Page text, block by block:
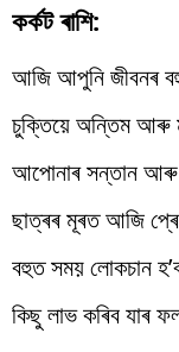
কৰ্কট ৰাশি:
আজি আপুনি জীবনৰ
চুক্তিয়ে অন্তিম আৰু
আপোনাৰ সন্তান আৰু
ছাত্ৰৰ মূৰত আজি
বহুত সময় লোকচান
কিছু লাভ কৰিব যাৰ